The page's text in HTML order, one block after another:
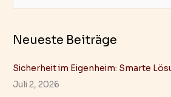
h
Neueste Beiträge
Sicherheit im Eigenheim: Smarte
Juli 2, 2026